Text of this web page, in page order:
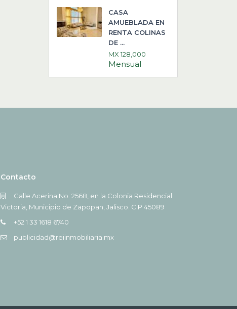
CASA
AMUEBLADA EN
RENTA COLINAS
DE ...
MX 128,000
Mensual
Contacto
Calle Acerina No. 2568, en la Colonia Residencial
Victoria, Municipio de Zapopan, Jalisco. C.P 45089
+52 1 33 1618 6740
publicidad@reiinmobiliaria.mx